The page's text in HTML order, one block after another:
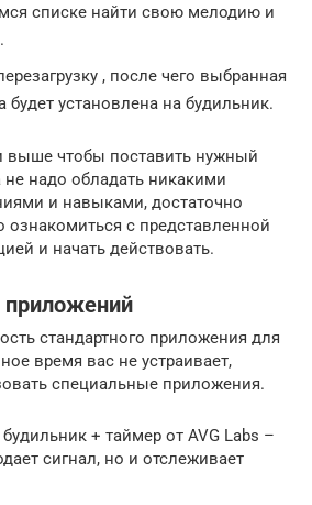
списке найти свою мелодию и
, после чего выбранная
установлена на будильник.
выше чтобы поставить нужный
не надо обладать никакими
и навыками, достаточно
ознакомиться с представленной
и начать действовать.
приложений
стандартного приложения для
время вас не устраивает,
специальные приложения.
+ таймер от AVG Labs –
сигнал, но и отслеживает